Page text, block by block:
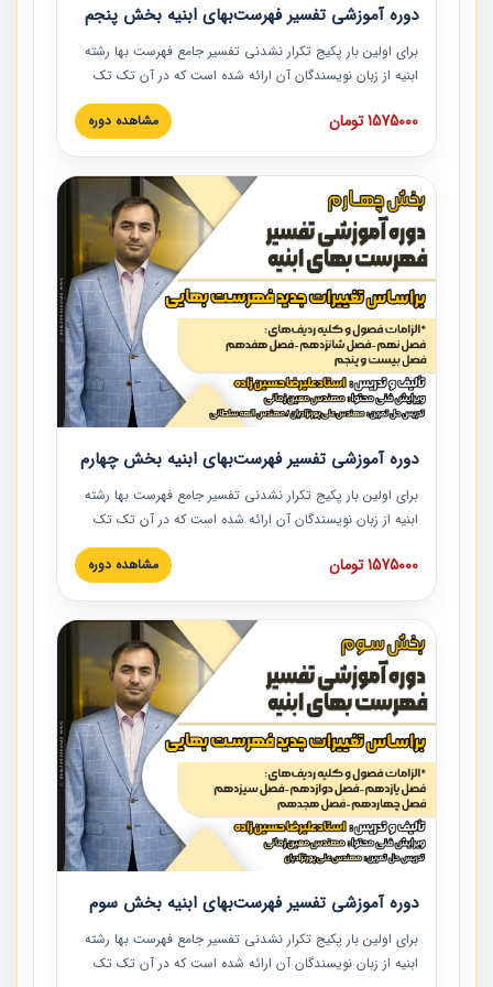
دوره آموزشی تفسیر فهرست‌بهای ابنیه بخش پنجم
برای اولین بار پکیج تکرار نشدنی تفسیر جامع فهرست بها رشته
ابنیه از زبان نویسندگان آن ارائه شده است که در آن تک تک
ردیف ها و مطالب فهرست بها تفسیر و ارائه شده است. این
دوره به صورت کامل تصویری بوده و به همراه تصاویر عملیات
دوره با کلام مهندس علیرضاحسین‌زاده مدیر پروژه مهندسی
مشاور در امر بازنگری فهرست بها رشته ابنیه ارائه شده و به تمام
همکارانی که در حوزه صنعت ساخت در حال فعالیت هستند حتما
توصیه می کنیم از مطالب این دوره استفاده نمایند.
1575000 تومان مشاهده دوره
دوره آموزشی تفسیر فهرست‌بهای ابنیه بخش چهارم
برای اولین بار پکیج تکرار نشدنی تفسیر جامع فهرست بها رشته
ابنیه از زبان نویسندگان آن ارائه شده است که در آن تک تک
ردیف ها و مطالب فهرست بها تفسیر و ارائه شده است. این
دوره به صورت کامل تصویری بوده و به همراه تصاویر عملیات
دوره با کلام مهندس علیرضاحسین‌زاده مدیر پروژه مهندسی
مشاور در امر بازنگری فهرست بها رشته ابنیه ارائه شده و به تمام
همکارانی که در حوزه صنعت ساخت در حال فعالیت هستند حتما
توصیه می کنیم از مطالب این دوره استفاده نمایند.
1575000 تومان مشاهده دوره
دوره آموزشی تفسیر فهرست‌بهای ابنیه بخش سوم
برای اولین بار پکیج تکرار نشدنی تفسیر جامع فهرست بها رشته
ابنیه از زبان نویسندگان آن ارائه شده است که در آن تک تک